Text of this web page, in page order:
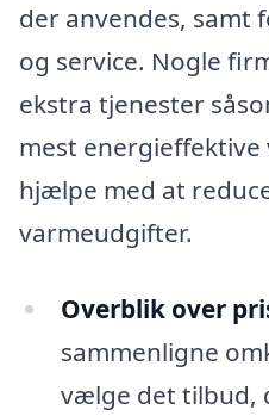
der anvendes, samt
og service. Nogle
ekstra tjenester
mest energieffektive
hjælpe med at
varmeudgifter.
Overblik over
sammenligne
vælge det tilbud,